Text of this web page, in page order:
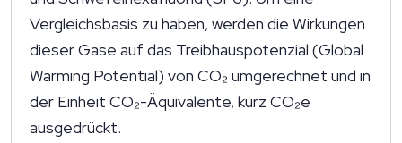
Vergleichsbasis zu haben, werden die Wirkungen
dieser Gase auf das Treibhauspotenzial (Global
Warming Potential) von CO₂ umgerechnet und in
der Einheit CO₂-Äquivalente, kurz CO₂e
ausgedrückt.